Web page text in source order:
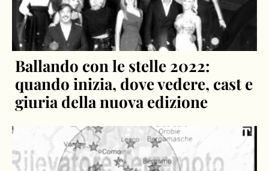
Ballando con le stelle 2022:
quando inizia, dove vedere, cast e
giuria della nuova edizione